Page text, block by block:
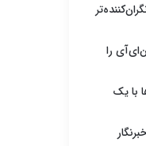
را
با یک